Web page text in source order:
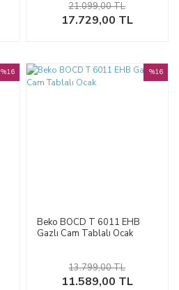
17.729,00 TL
21.099,00 TL
%16
Beko BOCD T 6011 EHB
Gazlı Cam Tablalı Ocak
%16
11.589,00 TL
13.799,00 TL